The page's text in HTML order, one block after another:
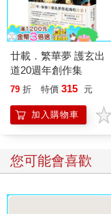
廿載．繁華夢 護玄出
道20週年創作集
79 折 特價 315 元
加入購物車
您可能會喜歡